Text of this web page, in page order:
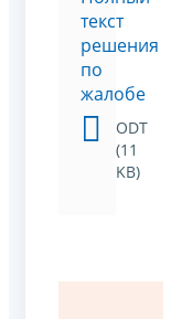
текст
решения
по
жалобе
ODT
(11
KB)